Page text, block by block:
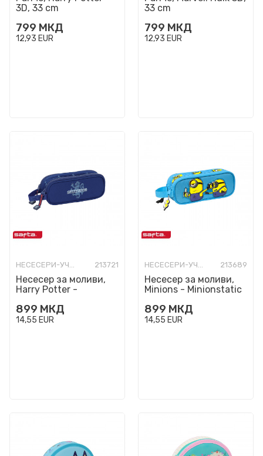
3D, 33 cm
799 МКД
12,93 EUR
33 cm
799 МКД
12,93 EUR
НЕСЕСЕРИ-УЧИЛИШНИ ПРАЗНИ 213721
Несесер за моливи,
Harry Potter -
899 МКД
14,55 EUR
НЕСЕСЕРИ-УЧИЛИШНИ ПРАЗНИ 213689
Несесер за моливи,
Minions - Minionstatic
899 МКД
14,55 EUR